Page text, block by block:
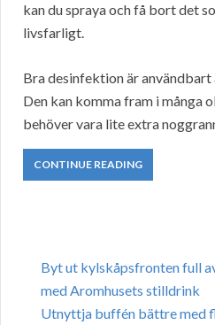
kan du spraya och få bort det
livsfarligt.
Bra desinfektion är användbart
Den kan komma fram i många
behöver vara lite extra
CONTINUE READING
Byt ut kylskåpsfronten full
med Aromhusets stilldrink
Utnyttja buffén bättre med